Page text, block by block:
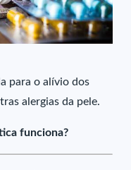
para o alívio dos
alergias da pele.
funciona?